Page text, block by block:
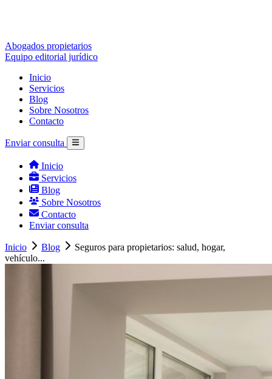
Abogados propietarios
Equipo editorial jurídico
Inicio
Servicios
Blog
Sobre Nosotros
Contacto
Enviar consulta
Inicio
Servicios
Blog
Sobre Nosotros
Contacto
Enviar consulta
Inicio Blog
Seguros para propietarios: salud, hogar,
vehículo...